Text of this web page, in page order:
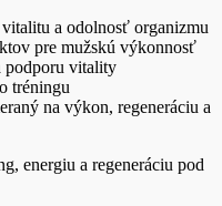
a odolnosť organizmu
pre mužskú výkonnosť
podporu vitality
tréningu
na výkon, regeneráciu a
energiu a regeneráciu pod